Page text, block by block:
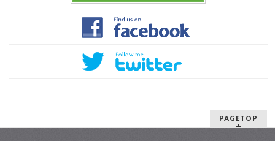
PAGETOP